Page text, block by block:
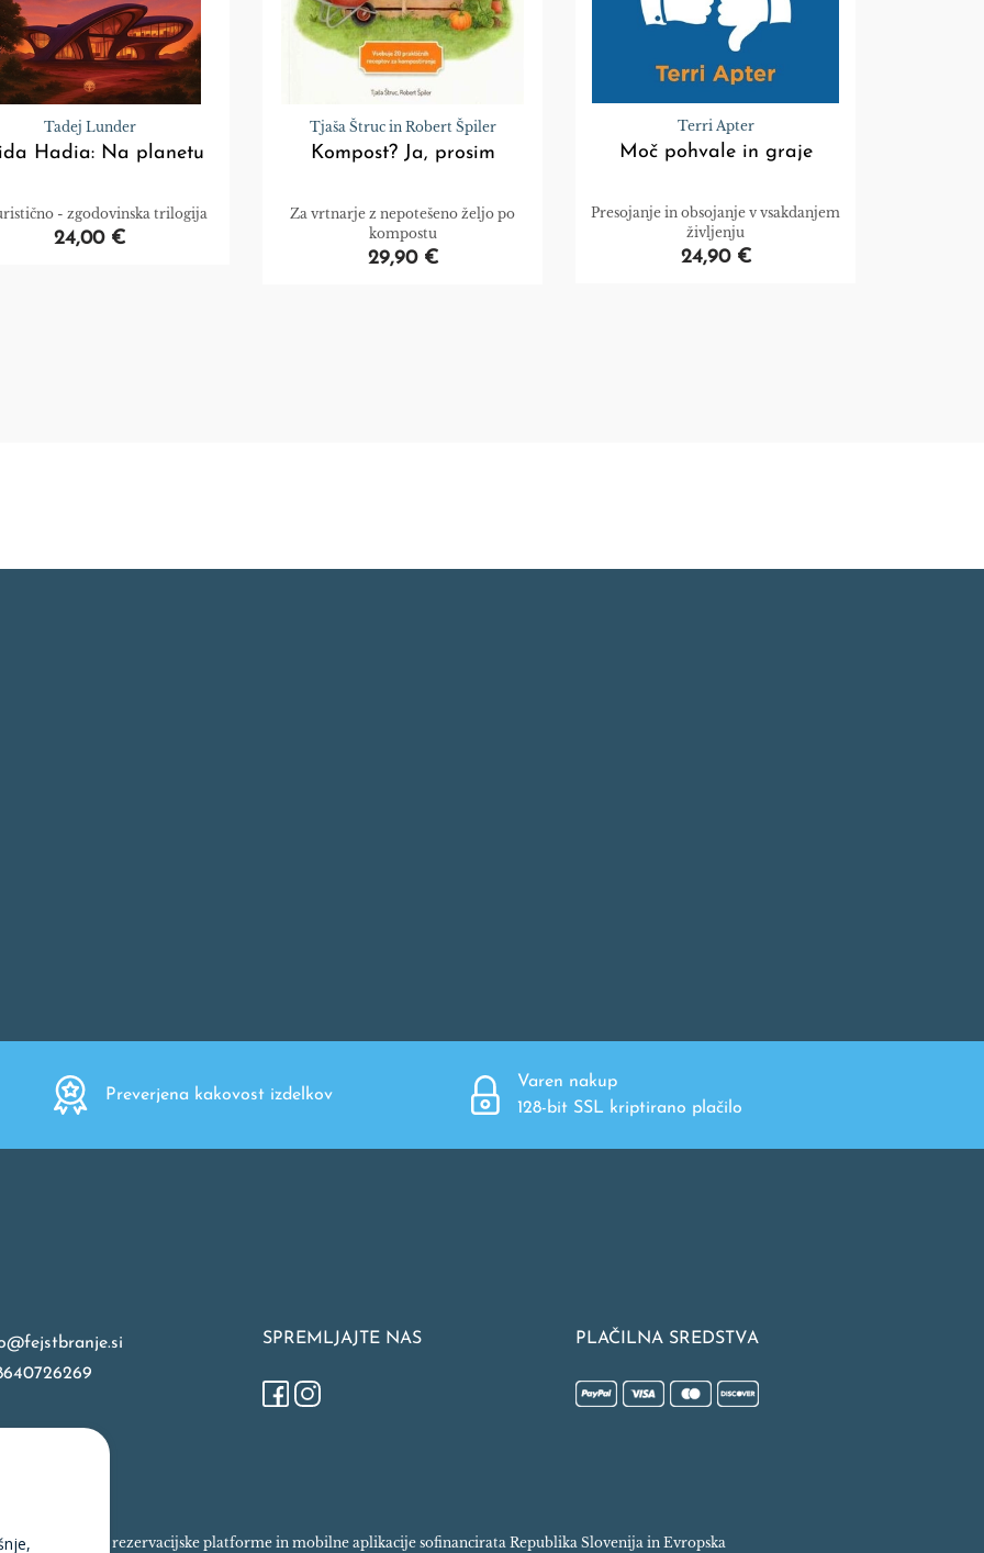
Tadej Lunder
Hadia: Na planetu
- zgodovinska trilogija
24,00 €
Tjaša Štruc in Robert Špiler
Kompost? Ja, prosim
Za vrtnarje z nepotešeno željo po
kompostu
29,90 €
Terri Apter
Moč pohvale in graje
Presojanje in obsojanje v vsakdanjem
življenju
24,90 €
Preverjena kakovost izdelkov
Varen nakup
128-bit SSL kriptirano plačilo
SPREMLJAJTE NAS PLAČILNA SREDSTVA
trgovine, rezervacijske platforme in mobilne aplikacije sofinancirata Republika Slovenija in Evropska